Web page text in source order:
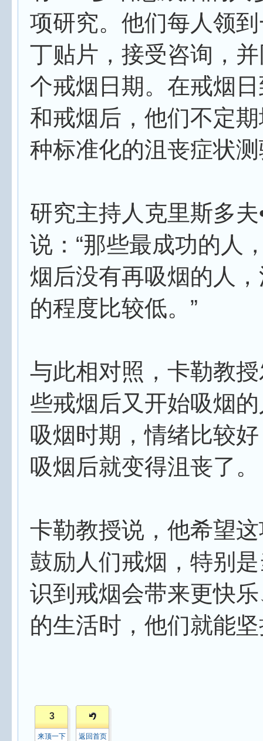
项研究。他们每人领
丁贴片，接受咨询，
个戒烟日期。在戒烟
和戒烟后，他们不定
种标准化的沮丧症状
研究主持人克里斯多夫
说：“那些最成功的人
烟后没有再吸烟的人
的程度比较低。”
与此相对照，卡勒教
些戒烟后又开始吸烟
吸烟时期，情绪比较
吸烟后就变得沮丧了。
卡勒教授说，他希望
鼓励人们戒烟，特别
识到戒烟会带来更快
的生活时，他们就能
3
来顶一下 返回首页